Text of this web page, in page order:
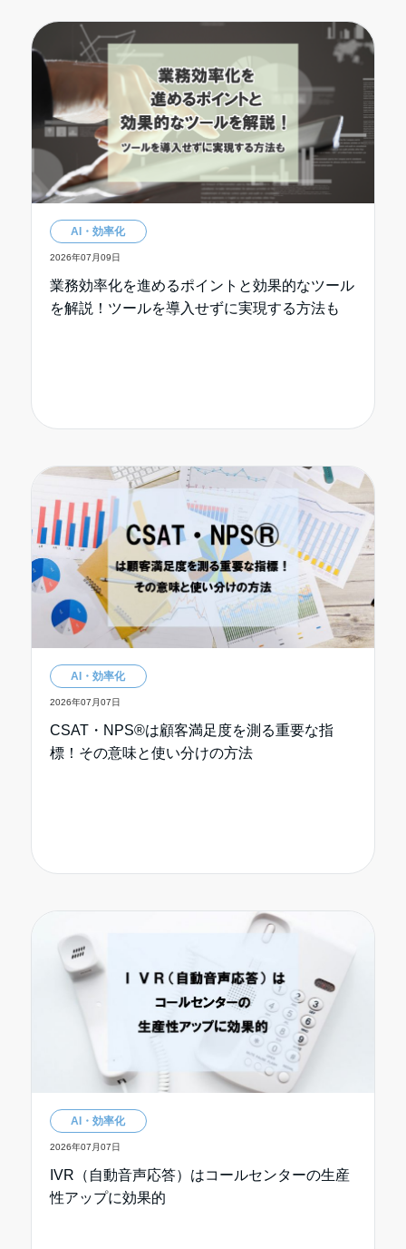
AI・効率化
2026年07月09日
業務効率化を進めるポイントと効果的なツール
を解説！ツールを導入せずに実現する方法も
AI・効率化
2026年07月07日
CSAT・NPS®は顧客満足度を測る重要な指
標！その意味と使い分けの方法
AI・効率化
2026年07月07日
IVR（自動音声応答）はコールセンターの生産
性アップに効果的